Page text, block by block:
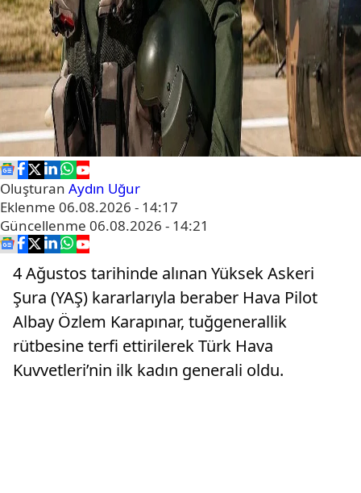
Oluşturan Aydın Uğur
Eklenme 06.08.2026 - 14:17
Güncellenme 06.08.2026 - 14:21
4 Ağustos tarihinde alınan Yüksek Askeri
Şura (YAŞ) kararlarıyla beraber Hava Pilot
Albay Özlem Karapınar, tuğgenerallik
rütbesine terfi ettirilerek Türk Hava
Kuvvetleri’nin ilk kadın generali oldu.